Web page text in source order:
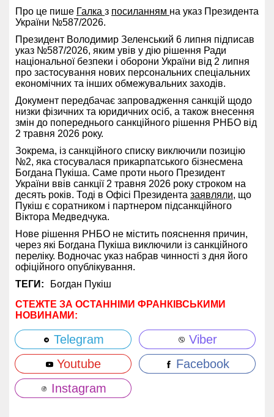
Про це пише Галка з посиланням на указ Президента
України №587/2026.
Президент Володимир Зеленський 6 липня підписав
указ №587/2026, яким увів у дію рішення Ради
національної безпеки і оборони України від 2 липня
про застосування нових персональних спеціальних
економічних та інших обмежувальних заходів.
Документ передбачає запровадження санкцій щодо
низки фізичних та юридичних осіб, а також внесення
змін до попереднього санкційного рішення РНБО від
2 травня 2026 року.
Зокрема, із санкційного списку виключили позицію
№2, яка стосувалася прикарпатського бізнесмена
Богдана Пукіша. Саме проти нього Президент
України ввів санкції 2 травня 2026 року строком на
десять років. Тоді в Офісі Президента заявляли, що
Пукіш є соратником і партнером підсанкційного
Віктора Медведчука.
Нове рішення РНБО не містить пояснення причин,
через які Богдана Пукіша виключили із санкційного
переліку. Водночас указ набрав чинності з дня його
офіційного опублікування.
ТЕГИ:
Богдан Пукіш
СТЕЖТЕ ЗА ОСТАННІМИ ФРАНКІВСЬКИМИ
НОВИНАМИ:
Telegram
Viber
Youtube
Facebook
Instagram